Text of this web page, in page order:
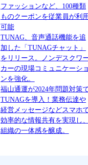
ファッションなど、100種類
ものクーポンを従業員が利
可能
TUNAG、音声通話機能を追
加した「TUNAGチャット」
をリリース。ノンデスクワ
カーの現場コミュニケーシ
ンを強化。
福山通運が2024年問題対策
TUNAGを導入！業務伝達や
経営メッセージなどスマホ
効率的な情報共有を実現し
組織の一体感を醸成。